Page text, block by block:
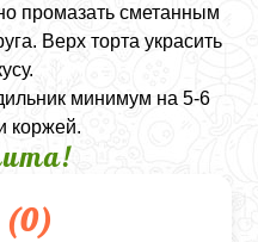
промазать сметанным
Верх торта украсить
минимум на 5-6
коржей.
(0)